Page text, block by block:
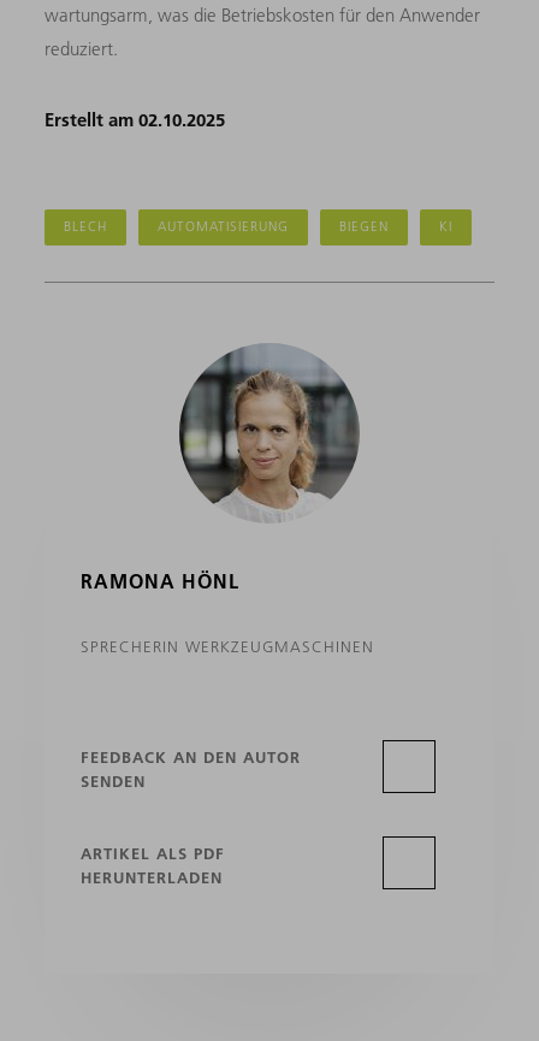
wartungsarm, was die Betriebskosten für den Anwender
reduziert.
Erstellt am 02.10.2025
BLECH AUTOMATISIERUNG BIEGEN KI
RAMONA HÖNL
SPRECHERIN WERKZEUGMASCHINEN
FEEDBACK AN DEN AUTOR
SENDEN
ARTIKEL ALS PDF
HERUNTERLADEN